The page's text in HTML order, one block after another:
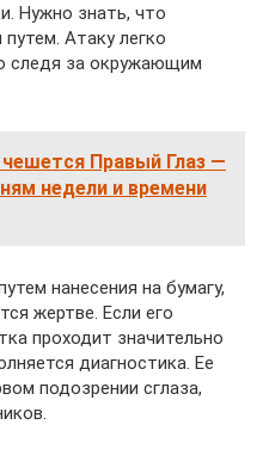
Нужно знать, что
Атаку легко
следя за окружающим
Правый Глаз —
недели и времени
нанесения на бумагу,
жертве. Если его
проходит значительно
диагностика. Ее
подозрении сглаза,